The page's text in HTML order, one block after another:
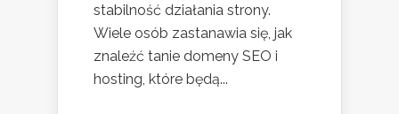
stabilność działania strony.
Wiele osób zastanawia się, jak
znaleźć tanie domeny SEO i
hosting, które będą...